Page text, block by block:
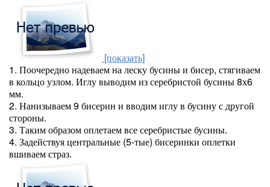
[показать]
1. Поочередно надеваем на леску бусины и бисер, стягиваем
в кольцо узлом. Иглу выводим из серебристой бусины 8х6
мм.
2. Нанизываем 9 бисерин и вводим иглу в бусину с другой
стороны.
3. Таким образом оплетаем все серебристые бусины.
4. Задействуя центральные (5-тые) бисеринки оплетки
вшиваем страз.